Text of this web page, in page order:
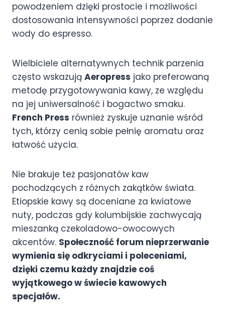
powodzeniem dzięki prostocie i możliwości
dostosowania intensywności poprzez dodanie
wody do espresso.
Wielbiciele alternatywnych technik parzenia
często wskazują Aeropress jako preferowaną
metodę przygotowywania kawy, ze względu
na jej uniwersalność i bogactwo smaku.
French Press również zyskuje uznanie wśród
tych, którzy cenią sobie pełnię aromatu oraz
łatwość użycia.
Nie brakuje też pasjonatów kaw
pochodzących z różnych zakątków świata.
Etiopskie kawy są doceniane za kwiatowe
nuty, podczas gdy kolumbijskie zachwycają
mieszanką czekoladowo-owocowych
akcentów. Społeczność forum nieprzerwanie
wymienia się odkryciami i poleceniami,
dzięki czemu każdy znajdzie coś
wyjątkowego w świecie kawowych
specjałów.